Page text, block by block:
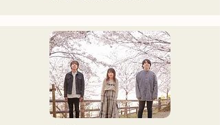
心，在各種媒體上亮相，也
參與了許多企業廣告歌曲和
電影的製作。
2014年至2017年，她以東京
為據點，活躍於多個領域，
包括為寶礦力水特電視廣告